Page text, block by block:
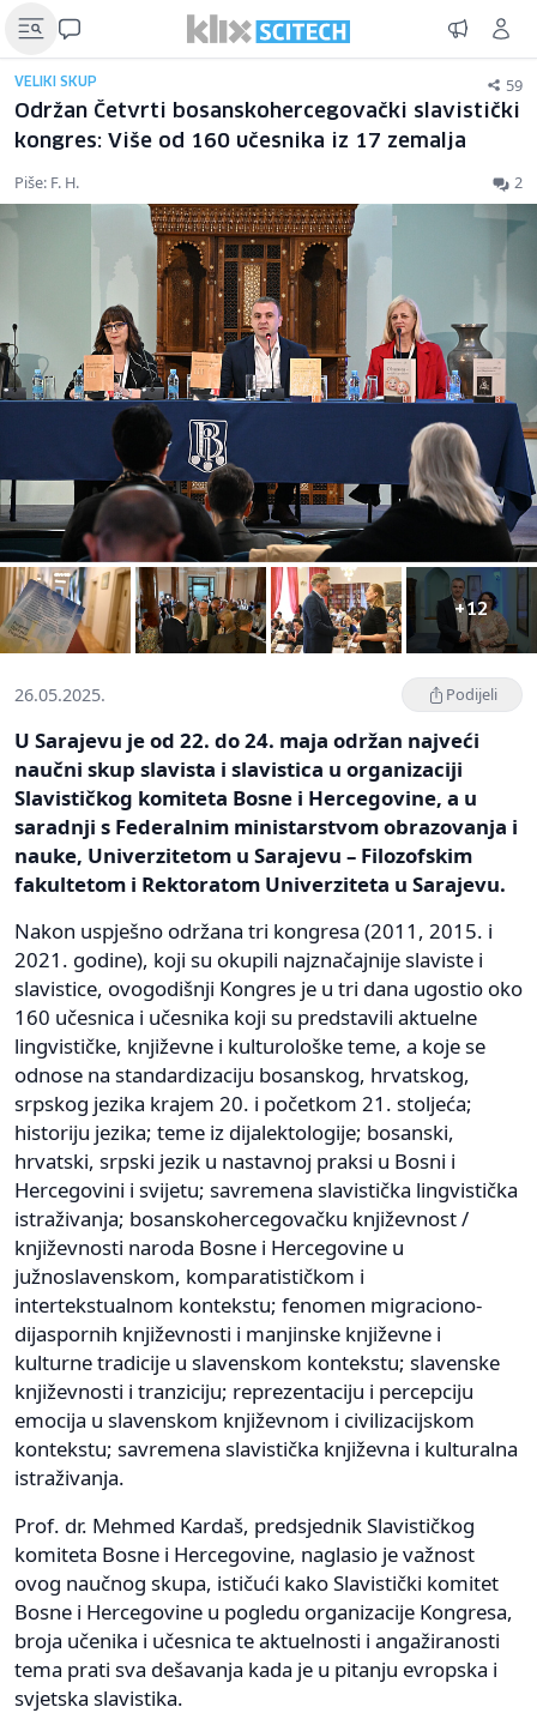
VELIKI SKUP 59
Održan Četvrti bosanskohercegovački slavistički
kongres: Više od 160 učesnika iz 17 zemalja
Piše: F. H. 2
+12
26.05.2025. Podijeli
U Sarajevu je od 22. do 24. maja održan najveći
naučni skup slavista i slavistica u organizaciji
Slavističkog komiteta Bosne i Hercegovine, a u
saradnji s Federalnim ministarstvom obrazovanja i
nauke, Univerzitetom u Sarajevu – Filozofskim
fakultetom i Rektoratom Univerziteta u Sarajevu.
Nakon uspješno održana tri kongresa (2011, 2015. i
2021. godine), koji su okupili najznačajnije slaviste i
slavistice, ovogodišnji Kongres je u tri dana ugostio oko
160 učesnica i učesnika koji su predstavili aktuelne
lingvističke, književne i kulturološke teme, a koje se
odnose na standardizaciju bosanskog, hrvatskog,
srpskog jezika krajem 20. i početkom 21. stoljeća;
historiju jezika; teme iz dijalektologije; bosanski,
hrvatski, srpski jezik u nastavnoj praksi u Bosni i
Hercegovini i svijetu; savremena slavistička lingvistička
istraživanja; bosanskohercegovačku književnost /
književnosti naroda Bosne i Hercegovine u
južnoslavenskom, komparatističkom i
intertekstualnom kontekstu; fenomen migraciono-
dijaspornih književnosti i manjinske književne i
kulturne tradicije u slavenskom kontekstu; slavenske
književnosti i tranziciju; reprezentaciju i percepciju
emocija u slavenskom književnom i civilizacijskom
kontekstu; savremena slavistička književna i kulturalna
istraživanja.
Prof. dr. Mehmed Kardaš, predsjednik Slavističkog
komiteta Bosne i Hercegovine, naglasio je važnost
ovog naučnog skupa, ističući kako Slavistički komitet
Bosne i Hercegovine u pogledu organizacije Kongresa,
broja učenika i učesnica te aktuelnosti i angažiranosti
tema prati sva dešavanja kada je u pitanju evropska i
svjetska slavistika.